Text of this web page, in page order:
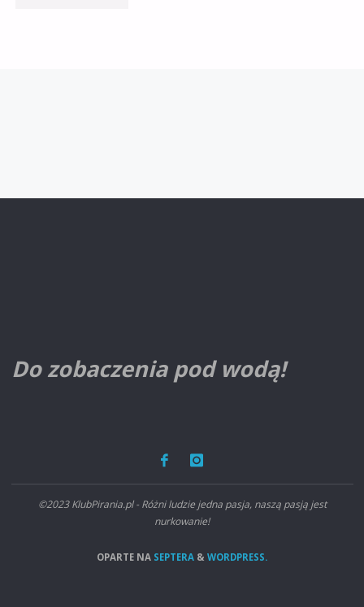
Do zobaczenia pod wodą!
©2023 KlubPirania.pl - Różni ludzie jedna pasja, naszą pasją jest
nurkowanie!
OPARTE NA SEPTERA & WORDPRESS.